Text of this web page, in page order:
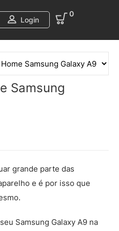
Login
0
Samsung
grande parte das
e é por isso que
Samsung Galaxy A9 na